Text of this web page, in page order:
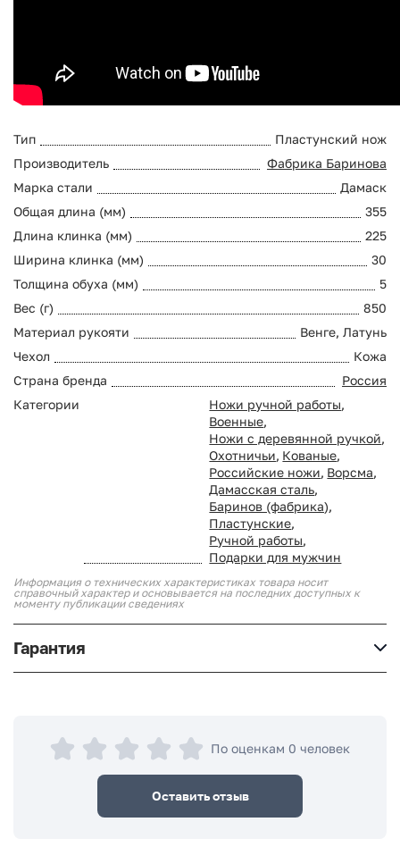
Тип
Пластунский нож
Производитель
Фабрика Баринова
Марка стали
Дамаск
Общая длина (мм)
355
Длина клинка (мм)
225
Ширина клинка (мм)
30
Толщина обуха (мм)
5
Вес (г)
850
Материал рукояти
Венге, Латунь
Чехол
Кожа
Страна бренда
Россия
Категории
Ножи ручной работы,
Военные,
Ножи с деревянной ручкой,
Охотничьи, Кованые,
Российские ножи, Ворсма,
Дамасская сталь,
Баринов (фабрика),
Пластунские,
Ручной работы,
Подарки для мужчин
Информация о технических характеристиках товара носит
справочный характер и основывается на последних доступных к
моменту публикации сведениях
Гарантия
По оценкам 0 человек
Оставить отзыв